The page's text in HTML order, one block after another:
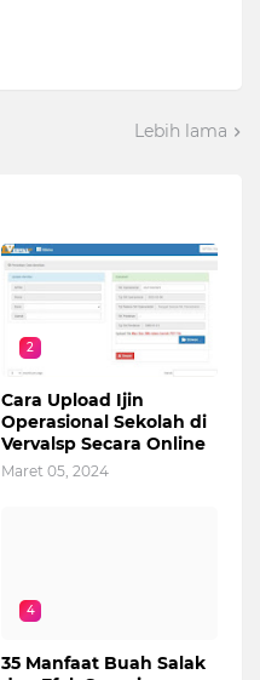
Lebih lama
2
Cara Upload Ijin
Operasional Sekolah di
Vervalsp Secara Online
Maret 05, 2024
4
35 Manfaat Buah Salak